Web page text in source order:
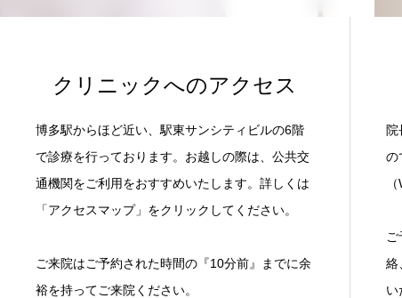
クリニックへのアクセス
博多駅からほど近い、駅東サンシティビルの6階
で診療を行っております。お越しの際は、公共交
通機関をご利用をおすすめいたします。詳しくは
「アクセスマップ」をクリックしてください。
ご来院はご予約された時間の『10分前』までに余
裕を持ってご来院ください。
の
絡
い